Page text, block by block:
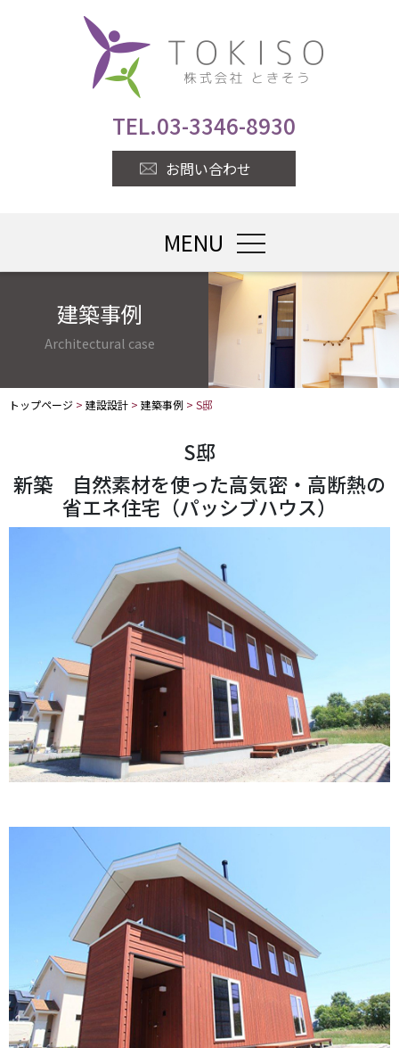
TEL.03-3346-8930
お問い合わせ
MENU toggle
建築事例
Architectural case
トップページ > 建設設計 > 建築事例 > S邸
S邸
新築 自然素材を使った高気密・高断熱の
省エネ住宅（パッシブハウス）